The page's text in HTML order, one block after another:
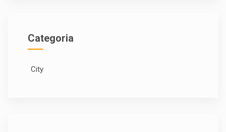
Categoria
City